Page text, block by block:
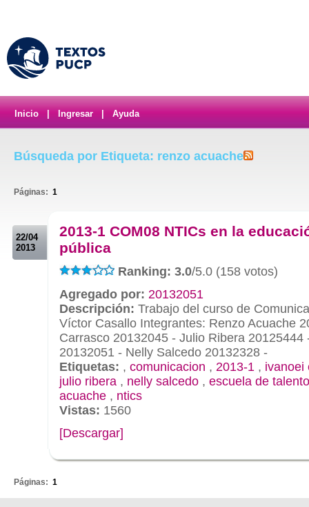
Inicio Ingresar Ayuda
Búsqueda por Etiqueta: renzo acuache
Páginas: 1
22/04
2013
2013-1 COM08 NTICs en la
pública
Ranking: 3.0/5.0 (158 votos)
Agregado por: 20132051
Descripción: Trabajo del curso de
Víctor Casallo Integrantes: Renzo Acuache
Carrasco 20132045 - Julio Ribera 20125444
20132051 - Nelly Salcedo 20132328 -
Etiquetas: , comunicacion , 2013-1 , ivanoei
julio ribera , nelly salcedo , escuela de
acuache , ntics
Vistas: 1560
[Descargar]
Páginas: 1